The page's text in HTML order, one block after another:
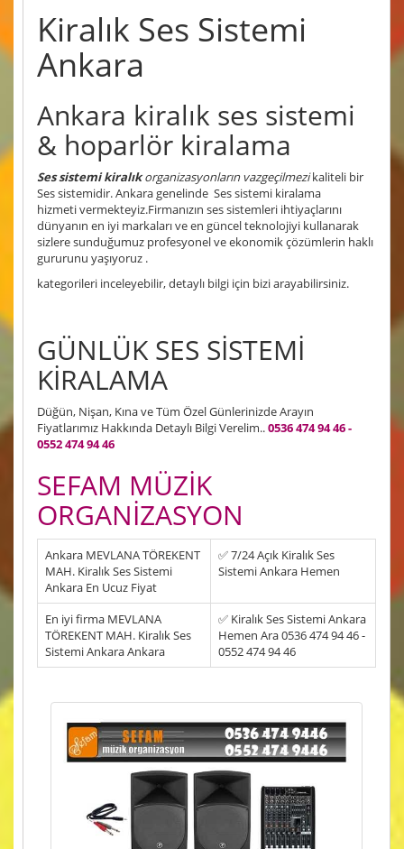
Kiralık Ses Sistemi
Ankara
Ankara kiralık ses sistemi
& hoparlör kiralama
Ses sistemi kiralıkorganizasyonların vazgeçilmezikaliteli bir
Ses sistemidir. Ankara genelinde Ses sistemi kiralama
hizmeti vermekteyiz.Firmanızın ses sistemleri ihtiyaçlarını
dünyanın en iyi markaları ve en güncel teknolojiyi kullanarak
sizlere sunduğumuz profesyonel ve ekonomik çözümlerin haklı
gururunu yaşıyoruz .
kategorileri inceleyebilir, detaylı bilgi için bizi arayabilirsiniz.
GÜNLÜK SES SİSTEMİ
KİRALAMA
Düğün, Nişan, Kına ve Tüm Özel Günlerinizde Arayın
Fiyatlarımız Hakkında Detaylı Bilgi Verelim..0536 474 94 46 -
0552 474 94 46
SEFAM MÜZİK
ORGANİZASYON
Ankara MEVLANA TÖREKENT
MAH. Kiralık Ses Sistemi
Ankara En Ucuz Fiyat
✅ 7/24 Açık Kiralık Ses
Sistemi Ankara Hemen
En iyi firma MEVLANA
TÖREKENT MAH. Kiralık Ses
Sistemi Ankara Ankara
✅ Kiralık Ses Sistemi Ankara
Hemen Ara 0536 474 94 46 -
0552 474 94 46